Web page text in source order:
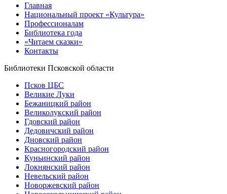
Главная
Национальный проект «Культура»
Профессионалам
Библиотека года
«Читаем сказки»
Контакты
Библиотеки Псковской области
Псков ЦБС
Великие Луки
Бежаницкий район
Великолукский район
Гдовский район
Дедовичский район
Дновский район
Красногородский район
Куньинский район
Локнянский район
Невельский район
Новоржевский район